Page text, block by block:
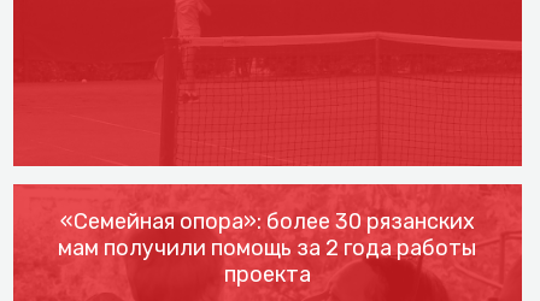
«Семейная опора»: более 30 рязанских
мам получили помощь за 2 года работы
проекта